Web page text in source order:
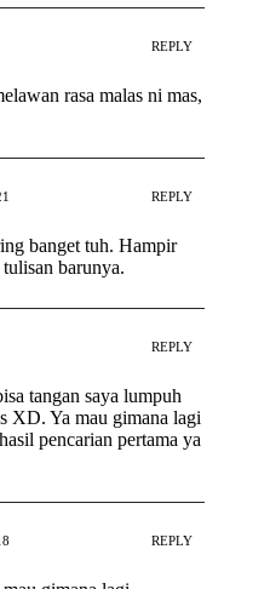
REPLY
rasa malas ni mas,
REPLY
banget tuh. Hampir
barunya.
REPLY
tangan saya lumpuh
XD. Ya mau gimana lagi
pencarian pertama ya
REPLY